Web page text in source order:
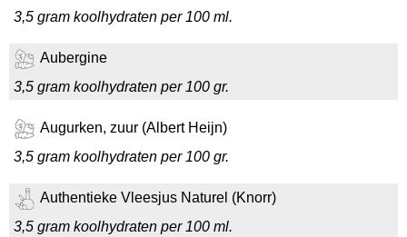
3,5 gram koolhydraten per 100 ml.
Aubergine
3,5 gram koolhydraten per 100 gr.
Augurken, zuur (Albert Heijn)
3,5 gram koolhydraten per 100 gr.
Authentieke Vleesjus Naturel (Knorr)
3,5 gram koolhydraten per 100 ml.